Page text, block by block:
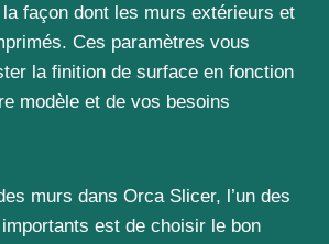
façon dont les murs extérieurs et
Ces paramètres vous
la finition de surface en fonction
modèle et de vos besoins
murs dans Orca Slicer, l’un des
est de choisir le bon